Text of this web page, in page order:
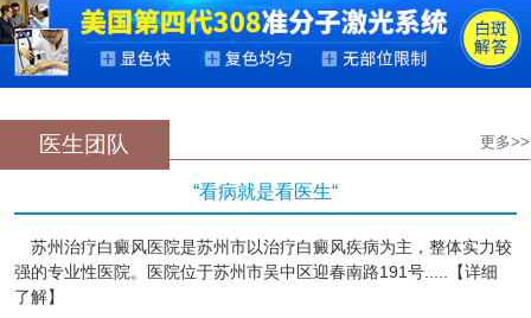
医生团队 更多>>
“看病就是看医生“
苏州治疗白癜风医院是苏州市以治疗白癜风疾病为主，整体实力较
强的专业性医院。医院位于苏州市吴中区迎春南路191号.....【详细
了解】